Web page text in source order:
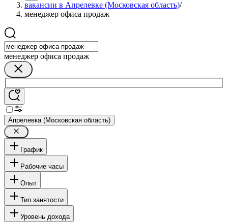
вакансии в Апрелевке (Московская область)/
менеджер офиса продаж
менеджер офиса продаж
Апрелевка (Московская область)
График
Рабочие часы
Опыт
Тип занятости
Уровень дохода